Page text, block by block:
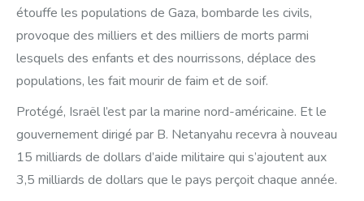
étouffe les populations de Gaza, bombarde les civils,
provoque des milliers et des milliers de morts parmi
lesquels des enfants et des nourrissons, déplace des
populations, les fait mourir de faim et de soif.
Protégé, Israël l’est par la marine nord-américaine. Et le
gouvernement dirigé par B. Netanyahu recevra à nouveau
15 milliards de dollars d’aide militaire qui s’ajoutent aux
3,5 milliards de dollars que le pays perçoit chaque année.